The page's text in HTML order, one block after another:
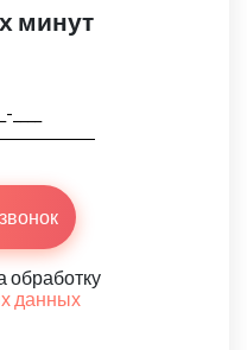
минут
обработку
данных